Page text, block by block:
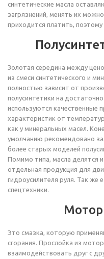
синтетические масла
загрязнений, менять их
приходится платить,
Золотая середина между
из смеси синтетического и
полностью зависит от
полусинтетики на
используются качественные
характеристик от
как у минеральных масел.
умолчанию рекомендовано
более старых моделей
Помимо типа, масла делятся
отдельная продукция для
гидроусилителя руля. Так же
спецтехники.
Это смазка, которую
сгорания. Прослойка из
взаимодействовать друг с